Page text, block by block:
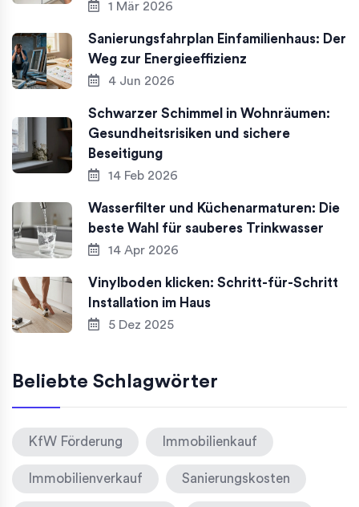
1 Mär 2026
Sanierungsfahrplan Einfamilienhaus: Der
Weg zur Energieeffizienz
4 Jun 2026
Schwarzer Schimmel in Wohnräumen:
Gesundheitsrisiken und sichere
Beseitigung
14 Feb 2026
Wasserfilter und Küchenarmaturen: Die
beste Wahl für sauberes Trinkwasser
14 Apr 2026
Vinylboden klicken: Schritt-für-Schritt
Installation im Haus
5 Dez 2025
Beliebte Schlagwörter
KfW Förderung Immobilienkauf
Immobilienverkauf Sanierungskosten